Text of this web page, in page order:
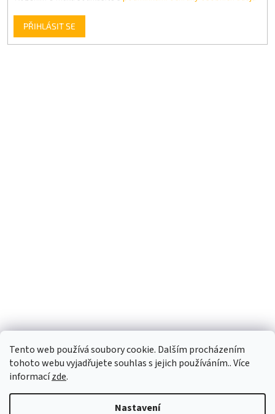
Tento web používá soubory cookie. Dalším procházením
tohoto webu vyjadřujete souhlas s jejich používáním.. Více
informacízde.
Nastavení
PŘIHLÁSIT SE